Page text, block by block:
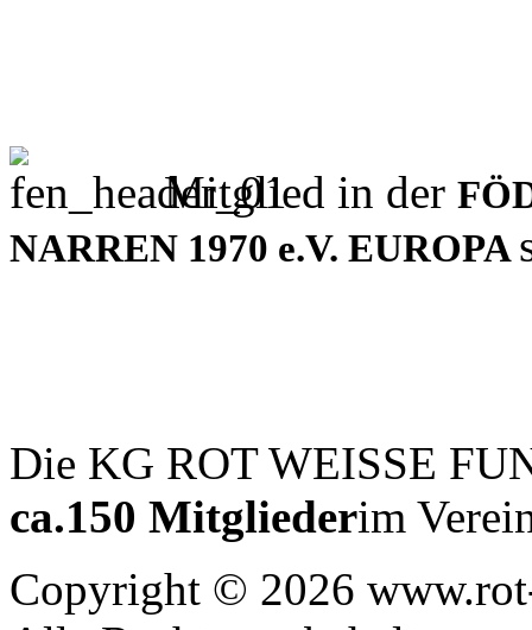
Mitglied in der
NARREN 1970 e.V. EUROPA
Die KG ROT WEISSE
ca.150 Mitgliederim
Copyright © 2026